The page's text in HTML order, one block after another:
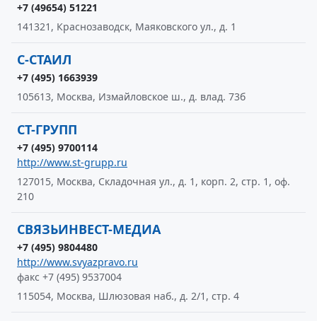
+7 (49654) 51221
141321, Краснозаводск, Маяковского ул., д. 1
С-СТАИЛ
+7 (495) 1663939
105613, Москва, Измайловское ш., д. влад. 73б
СТ-ГРУПП
+7 (495) 9700114
http://www.st-grupp.ru
127015, Москва, Складочная ул., д. 1, корп. 2, стр. 1, оф.
210
СВЯЗЬИНВЕСТ-МЕДИА
+7 (495) 9804480
http://www.svyazpravo.ru
факс +7 (495) 9537004
115054, Москва, Шлюзовая наб., д. 2/1, стр. 4